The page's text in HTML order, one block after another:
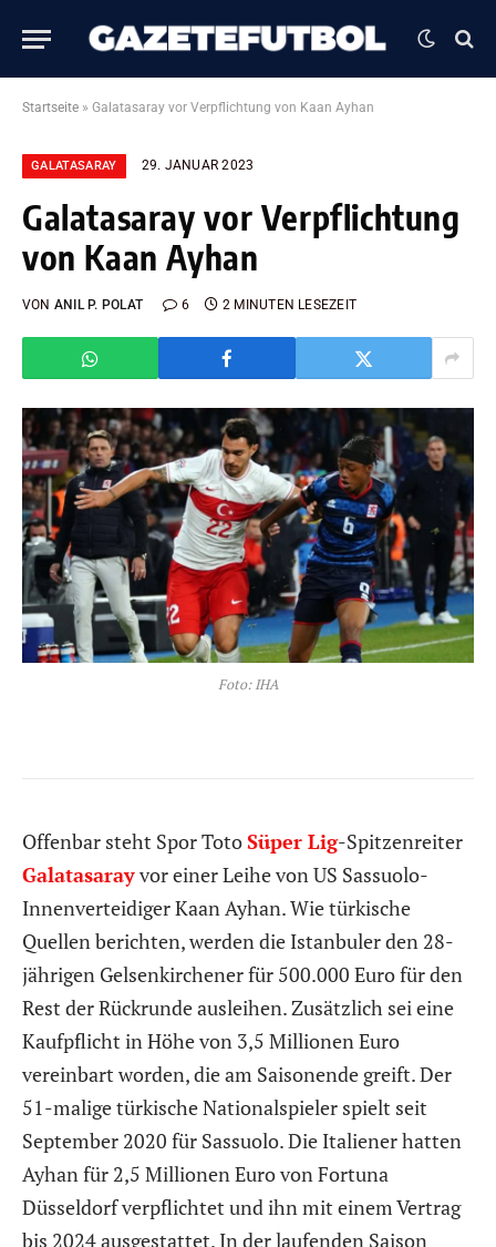
Startseite » Galatasaray vor Verpflichtung von Kaan Ayhan
GALATASARAY 29. JANUAR 2023
Galatasaray vor Verpflichtung
von Kaan Ayhan
VON ANIL P. POLAT 6 2 MINUTEN LESEZEIT
Foto: IHA
Offenbar steht Spor TotoSüper Lig-Spitzenreiter
Galatasarayvor einer Leihe von US Sassuolo-
Innenverteidiger Kaan Ayhan. Wie türkische
Quellen berichten, werden die Istanbuler den 28-
jährigen Gelsenkirchener für 500.000 Euro für den
Rest der Rückrunde ausleihen. Zusätzlich sei eine
Kaufpflicht in Höhe von 3,5 Millionen Euro
vereinbart worden, die am Saisonende greift. Der
51-malige türkische Nationalspieler spielt seit
September 2020 für Sassuolo. Die Italiener hatten
Ayhan für 2,5 Millionen Euro von Fortuna
Düsseldorf verpflichtet und ihn mit einem Vertrag
bis 2024 ausgestattet. In der laufenden Saison